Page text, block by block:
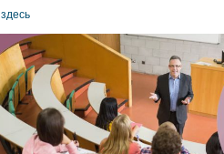
здесь